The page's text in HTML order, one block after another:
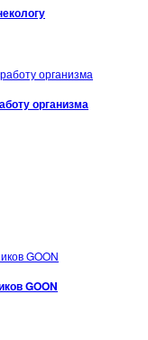
организма
GOON